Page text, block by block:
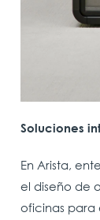
Soluciones
En Arista,
el diseño de
oficinas para